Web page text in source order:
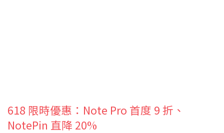
618 限時優惠：Note Pro 首度 9 折、
NotePin 直降 20%